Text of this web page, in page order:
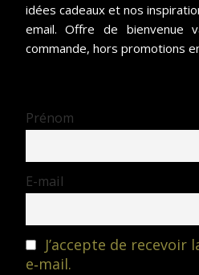
idées cadeaux et nos
email. Offre de bienvenue
commande, hors promotions
Prénom
E-mail
J’accepte de
e‑mail.